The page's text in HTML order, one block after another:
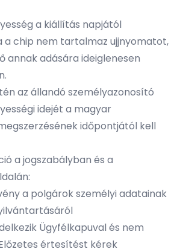
a kiállítás napjától
a chip nem tartalmaz ujjnyomatot,
annak adására ideiglenesen
az állandó személyazonosító
idejét a magyar
időpontjától kell
a jogszabályban és a
a polgárok személyi adatainak
Ügyfélkapuval és nem
értesítést kérek